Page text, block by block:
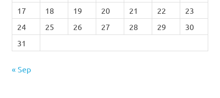
17
18 19 20 21 22
23
24
25 26 27 28 29
30
31
« Sep